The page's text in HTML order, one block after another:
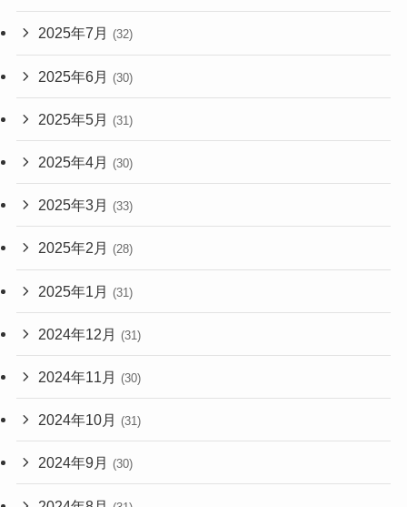
2025年7月 (32)
2025年6月 (30)
2025年5月 (31)
2025年4月 (30)
2025年3月 (33)
2025年2月 (28)
2025年1月 (31)
2024年12月 (31)
2024年11月 (30)
2024年10月 (31)
2024年9月 (30)